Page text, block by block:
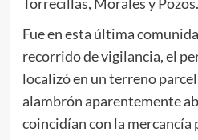
Fue en esta última
recorrido de vigilancia, el
localizó en un terreno
alambrón aparentemente
coincidían con la mercancía